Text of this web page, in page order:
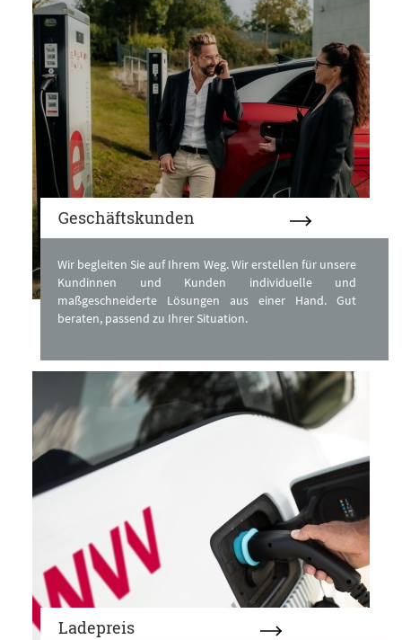
Geschäftskunden
Wir begleiten Sie auf Ihrem Weg. Wir erstellen für unsere
Kundinnen und Kunden individuelle und
maßgeschneiderte Lösungen aus einer Hand. Gut
beraten, passend zu Ihrer Situation.
Ladepreis